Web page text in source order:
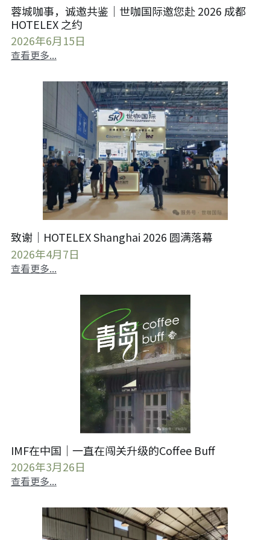
蓉城咖事，诚邀共鉴｜世咖国际邀您赴 2026 成都
HOTELEX 之约
2026年6月15日
查看更多...
致谢｜HOTELEX Shanghai 2026 圆满落幕
2026年4月7日
查看更多...
IMF在中国｜一直在闯关升级的Coffee Buff
2026年3月26日
查看更多...